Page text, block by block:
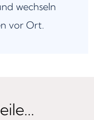
wechseln
vor Ort.